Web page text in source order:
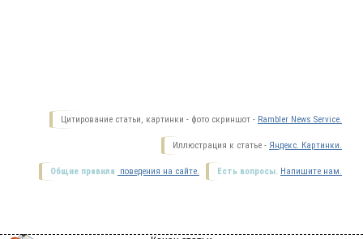
Цитирование статьи, картинки - фото скриншот - Rambler News Service.
Иллюстрация к статье - Яндекс. Картинки.
Есть вопросы. Напишите нам.
Общие правила поведения на сайте.